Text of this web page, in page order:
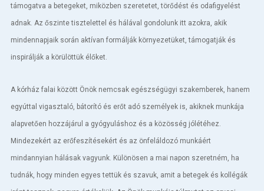
támogatva a betegeket, miközben szeretetet, törődést és odafigyelést
adnak. Az őszinte tisztelettel és hálával gondolunk itt azokra, akik
mindennapjaik során aktívan formálják környezetüket, támogatják és
inspirálják a körülöttük élőket.
A kórház falai között Önök nemcsak egészségügyi szakemberek, hanem
egyúttal vigasztaló, bátorító és erőt adó személyek is, akiknek munkája
alapvetően hozzájárul a gyógyuláshoz és a közösség jólétéhez.
Mindezekért az erőfeszítésekért és az önfeláldozó munkáért
mindannyian hálásak vagyunk. Különösen a mai napon szeretném, ha
tudnák, hogy minden egyes tettük és szavuk, amit a betegek és kollégák